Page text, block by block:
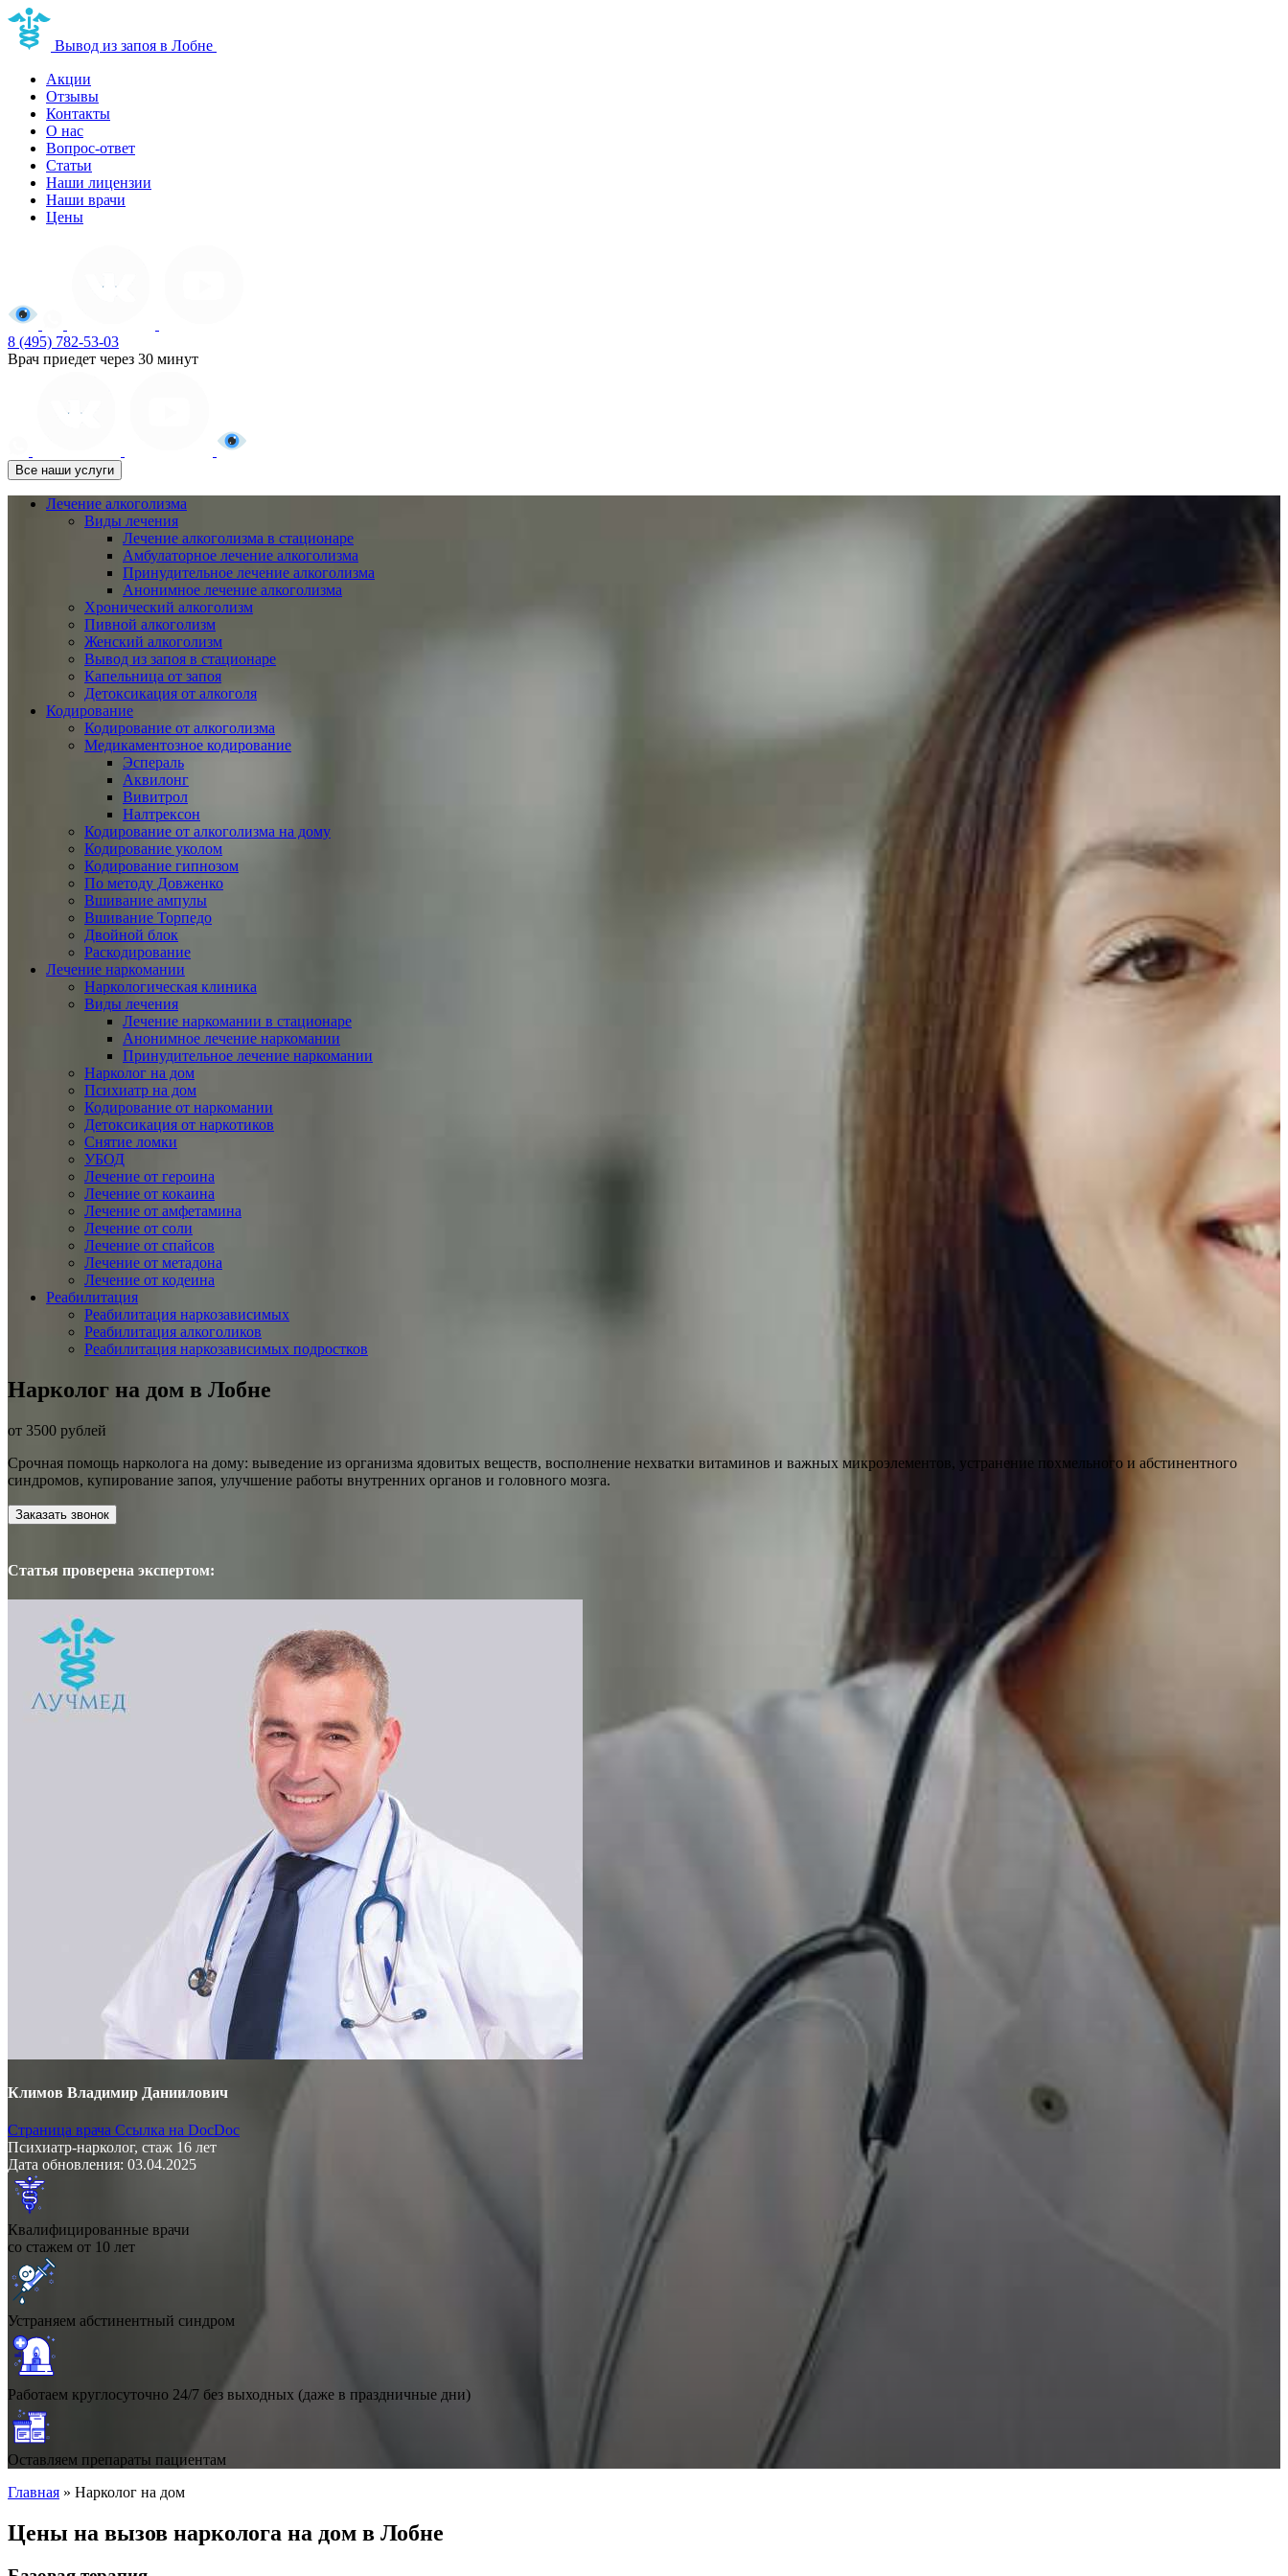
Вывод из запоя в Лобне
Акции
Отзывы
Контакты
О нас
Вопрос-ответ
Статьи
Наши лицензии
Наши врачи
Цены
8 (495) 782-53-03
Врач приедет через 30 минут
Все наши услуги
Лечение алкоголизма
Виды лечения
Лечение алкоголизма в стационаре
Амбулаторное лечение алкоголизма
Принудительное лечение алкоголизма
Анонимное лечение алкоголизма
Хронический алкоголизм
Пивной алкоголизм
Женский алкоголизм
Вывод из запоя в стационаре
Капельница от запоя
Детоксикация от алкоголя
Кодирование
Кодирование от алкоголизма
Медикаментозное кодирование
Эспераль
Аквилонг
Вивитрол
Налтрексон
Кодирование от алкоголизма на дому
Кодирование уколом
Кодирование гипнозом
По методу Довженко
Вшивание ампулы
Вшивание Торпедо
Двойной блок
Раскодирование
Лечение наркомании
Наркологическая клиника
Виды лечения
Лечение наркомании в стационаре
Анонимное лечение наркомании
Принудительное лечение наркомании
Нарколог на дом
Психиатр на дом
Кодирование от наркомании
Детоксикация от наркотиков
Снятие ломки
УБОД
Лечение от героина
Лечение от кокаина
Лечение от амфетамина
Лечение от соли
Лечение от спайсов
Лечение от метадона
Лечение от кодеина
Реабилитация
Реабилитация наркозависимых
Реабилитация алкоголиков
Реабилитация наркозависимых подростков
Нарколог на дом в Лобне
от 3500 рублей
Срочная помощь нарколога на дому: выведение из организма ядовитых веществ, восполнение нехватки витаминов и важных микроэлементов, устранение похмельного и абстинентного
синдромов, купирование запоя, улучшение работы внутренних органов и головного мозга.
Заказать звонок
Статья проверена экспертом:
Климов Владимир Даниилович
Страница врача Ссылка на DocDoc
Психиатр-нарколог, стаж 16 лет
Дата обновления: 03.04.2025
Квалифицированные врачи
со стажем от 10 лет
Устраняем абстинентный синдром
Работаем круглосуточно 24/7 без выходных (даже в праздничные дни)
Оставляем препараты пациентам
Главная » Нарколог на дом
Цены на вызов нарколога на дом в Лобне